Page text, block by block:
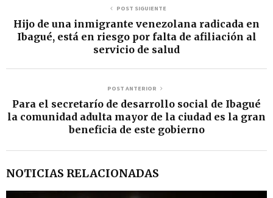
POST SIGUIENTE
Hijo de una inmigrante venezolana radicada en
Ibagué, está en riesgo por falta de afiliación al
servicio de salud
POST ANTERIOR
Para el secretarío de desarrollo social de Ibagué
la comunidad adulta mayor de la ciudad es la gran
beneficia de este gobierno
NOTICIAS RELACIONADAS